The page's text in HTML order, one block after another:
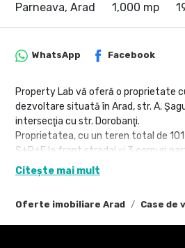
Parneava, Arad
1,000 mp
Oferte imobiliare Arad Case de
WhatsApp Facebook
Property Lab vă oferă o proprietate
dezvoltare situată în Arad, str. A.
intersecţia cu str. Dorobanţi.
Proprietatea, cu un teren total de
S+P+E la front stradal şi 3 corpuri
Suprafaţa utilă totală a construcţiilor
900 mp.
curte sunt de demolat, în vederea
(rezidenţială, comercială, servicii,
Citește mai mult